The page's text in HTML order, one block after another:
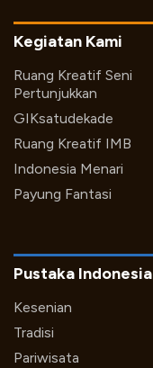
Kegiatan Kami
Ruang Kreatif Seni
Pertunjukkan
GIKsatudekade
Ruang Kreatif IMB
Indonesia Menari
Payung Fantasi
Pustaka Indonesia
Kesenian
Tradisi
Pariwisata